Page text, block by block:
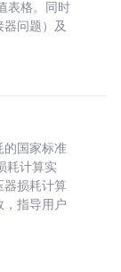
表格。同时
问题）及
的国家标准
耗计算实
器损耗计算
，指导用户